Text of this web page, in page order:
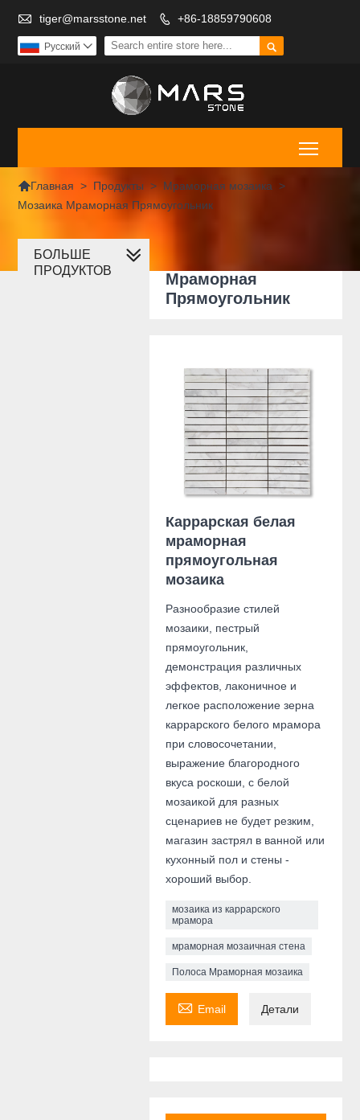
 tiger@marsstone.net  +86-18859790608

Pусский 
Главная > Продукты > Мраморная мозаика
>
Мозаика Мраморная Прямоугольник
Мраморная
Прямоугольник
Каррарская белая
мраморная
прямоугольная
мозаика
Разнообразие стилей
мозаики, пестрый
прямоугольник,
демонстрация различных
эффектов, лаконичное и
легкое расположение зерна
каррарского белого мрамора
при словосочетании,
выражение благородного
вкуса роскоши, с белой
мозаикой для разных
сценариев не будет резким,
магазин застрял в ванной или
кухонный пол и стены -
хороший выбор.
мозаика из каррарского
мрамора
мраморная мозаичная стена
Полоса Мраморная мозаика
 Email Детали
БОЛЬШЕ
ПРОДУКТОВ